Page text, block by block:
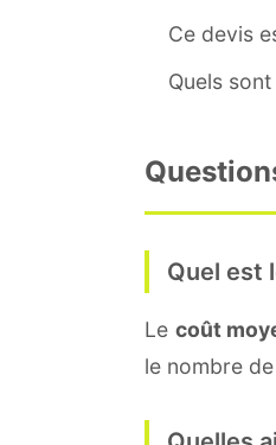
Ce devis
Quels
Quel est
Le coût
le nombre